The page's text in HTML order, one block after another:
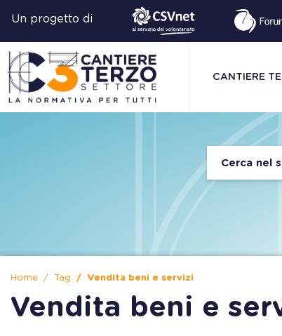
Un progetto di
CANTIERE
Home Tag Vendita beni e servizi
Vendita beni e